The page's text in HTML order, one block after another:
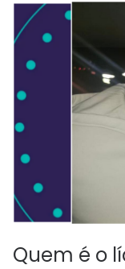
Quem é o